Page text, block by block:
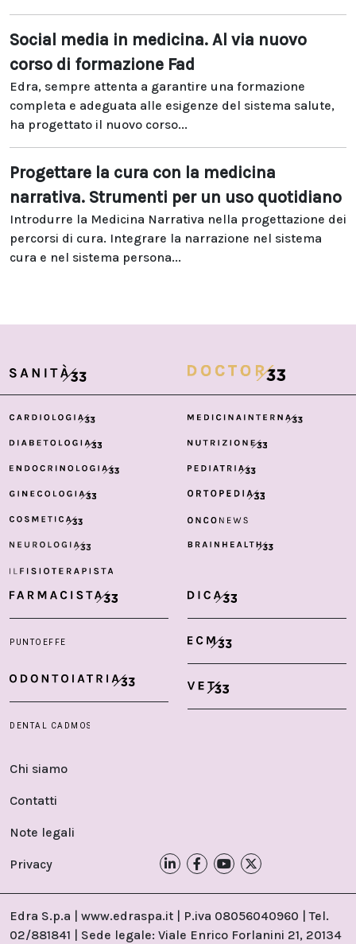
Social media in medicina. Al via nuovo
corso di formazione Fad
Edra, sempre attenta a garantire una formazione
completa e adeguata alle esigenze del sistema salute,
ha progettato il nuovo corso...
Progettare la cura con la medicina
narrativa. Strumenti per un uso quotidiano
Introdurre la Medicina Narrativa nella progettazione dei
percorsi di cura. Integrare la narrazione nel sistema
cura e nel sistema persona...
Chi siamo
Contatti
Note legali
Privacy
Edra S.p.a | www.edraspa.it | P.iva 08056040960 | Tel.
02/881841 | Sede legale: Viale Enrico Forlanini 21, 20134